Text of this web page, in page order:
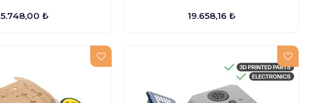
5.748,00 ₺ 19.658,16 ₺